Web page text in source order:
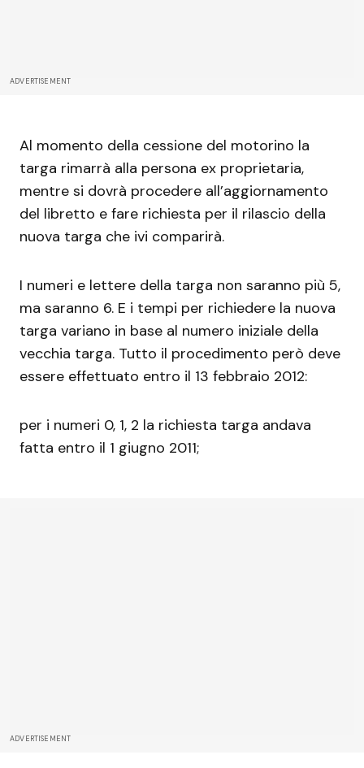
ADVERTISEMENT
Al momento della cessione del motorino la
targa rimarrà alla persona ex proprietaria,
mentre si dovrà procedere all’aggiornamento
del libretto e fare richiesta per il rilascio della
nuova targa che ivi comparirà.
I numeri e lettere della targa non saranno più 5,
ma saranno 6. E i tempi per richiedere la nuova
targa variano in base al numero iniziale della
vecchia targa. Tutto il procedimento però deve
essere effettuato entro il 13 febbraio 2012:
per i numeri 0, 1, 2 la richiesta targa andava
fatta entro il 1 giugno 2011;
ADVERTISEMENT